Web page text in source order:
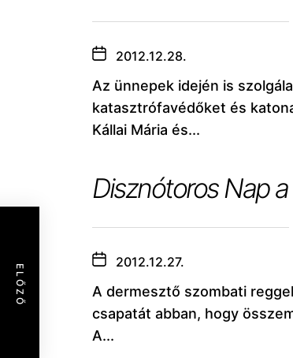
ELŐZŐ
2012.12.28.
Az ünnepek idején is
katasztrófavédőket és
Kállai Mária és...
Disznótoros Nap
2012.12.27.
A dermesztő szombati
csapatát abban, hogy
A...